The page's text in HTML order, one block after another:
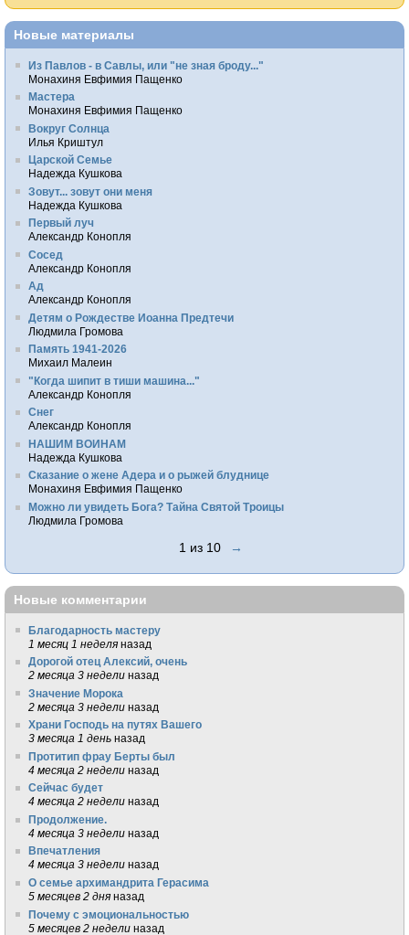
Новые материалы
Из Павлов - в Савлы, или "не зная броду..."
Монахиня Евфимия Пащенко
Мастера
Монахиня Евфимия Пащенко
Вокруг Солнца
Илья Криштул
Царской Семье
Надежда Кушкова
Зовут... зовут они меня
Надежда Кушкова
Первый луч
Александр Конопля
Сосед
Александр Конопля
Ад
Александр Конопля
Детям о Рождестве Иоанна Предтечи
Людмила Громова
Память 1941-2026
Михаил Малеин
"Когда шипит в тиши машина..."
Александр Конопля
Снег
Александр Конопля
НАШИМ ВОИНАМ
Надежда Кушкова
Сказание о жене Адера и о рыжей блуднице
Монахиня Евфимия Пащенко
Можно ли увидеть Бога? Тайна Святой Троицы
Людмила Громова
1 из 10 →
Новые комментарии
Благодарность мастеру
1 месяц 1 неделя назад
Дорогой отец Алексий, очень
2 месяца 3 недели назад
Значение Морока
2 месяца 3 недели назад
Храни Господь на путях Вашего
3 месяца 1 день назад
Протитип фрау Берты был
4 месяца 2 недели назад
Сейчас будет
4 месяца 2 недели назад
Продолжение.
4 месяца 3 недели назад
Впечатления
4 месяца 3 недели назад
О семье архимандрита Герасима
5 месяцев 2 дня назад
Почему с эмоциональностью
5 месяцев 2 недели назад